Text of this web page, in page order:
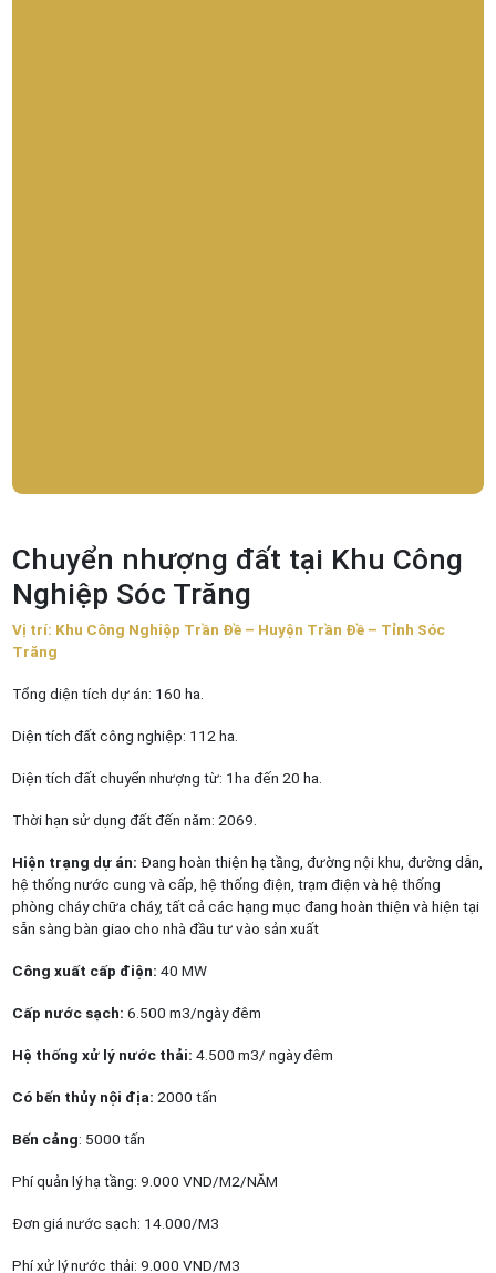
Chuyển nhượng đất tại Khu Công
Nghiệp Sóc Trăng
Vị trí: Khu Công Nghiệp Trần Đề – Huyện Trần Đề – Tỉnh Sóc
Trăng
Tổng diện tích dự án: 160 ha.
Diện tích đất công nghiệp: 112 ha.
Diện tích đất chuyển nhượng từ: 1ha đến 20 ha.
Thời hạn sử dụng đất đến năm: 2069.
Hiện trạng dự án: Đang hoàn thiện hạ tầng, đường nội khu, đường dẫn,
hệ thống nước cung và cấp, hệ thống điện, trạm điện và hệ thống
phòng cháy chữa cháy, tất cả các hạng mục đang hoàn thiện và hiện tại
sẵn sàng bàn giao cho nhà đầu tư vào sản xuất
Công xuất cấp điện: 40 MW
Cấp nước sạch: 6.500 m3/ngày đêm
Hệ thống xử lý nước thải: 4.500 m3/ ngày đêm
Có bến thủy nội địa: 2000 tấn
Bến cảng: 5000 tấn
Phí quản lý hạ tầng: 9.000 VND/M2/NĂM
Đơn giá nước sạch: 14.000/M3
Phí xử lý nước thải: 9.000 VND/M3